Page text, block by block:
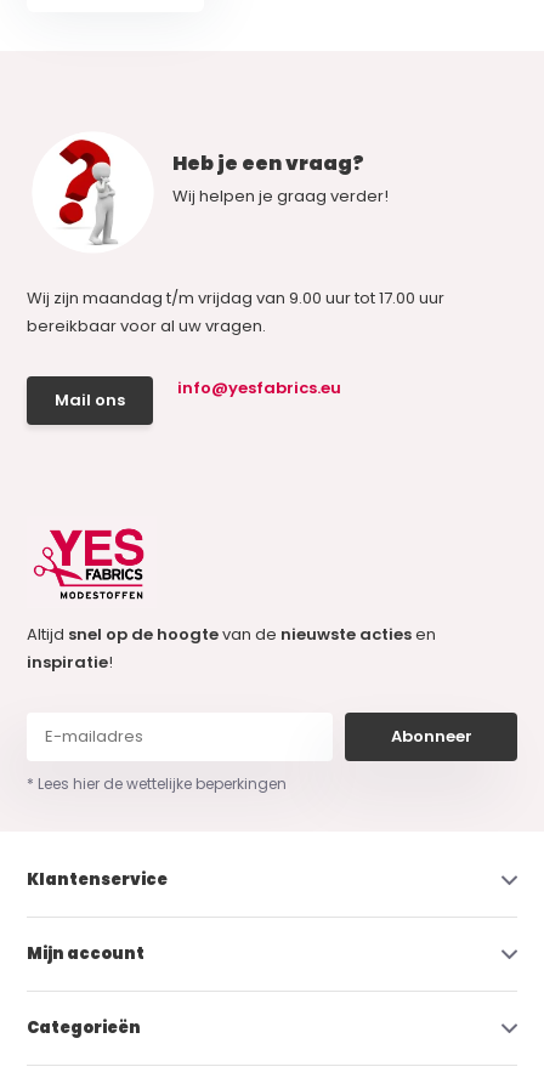
Heb je een vraag?
Wij helpen je graag verder!
Wij zijn maandag t/m vrijdag van 9.00 uur tot 17.00 uur
bereikbaar voor al uw vragen.
Mail ons
info@yesfabrics.eu
Altijd snel op de hoogtevan de nieuwste actiesen
inspiratie!
Abonneer
* Lees hier de wettelijke beperkingen
Klantenservice
Mijn account
Categorieën